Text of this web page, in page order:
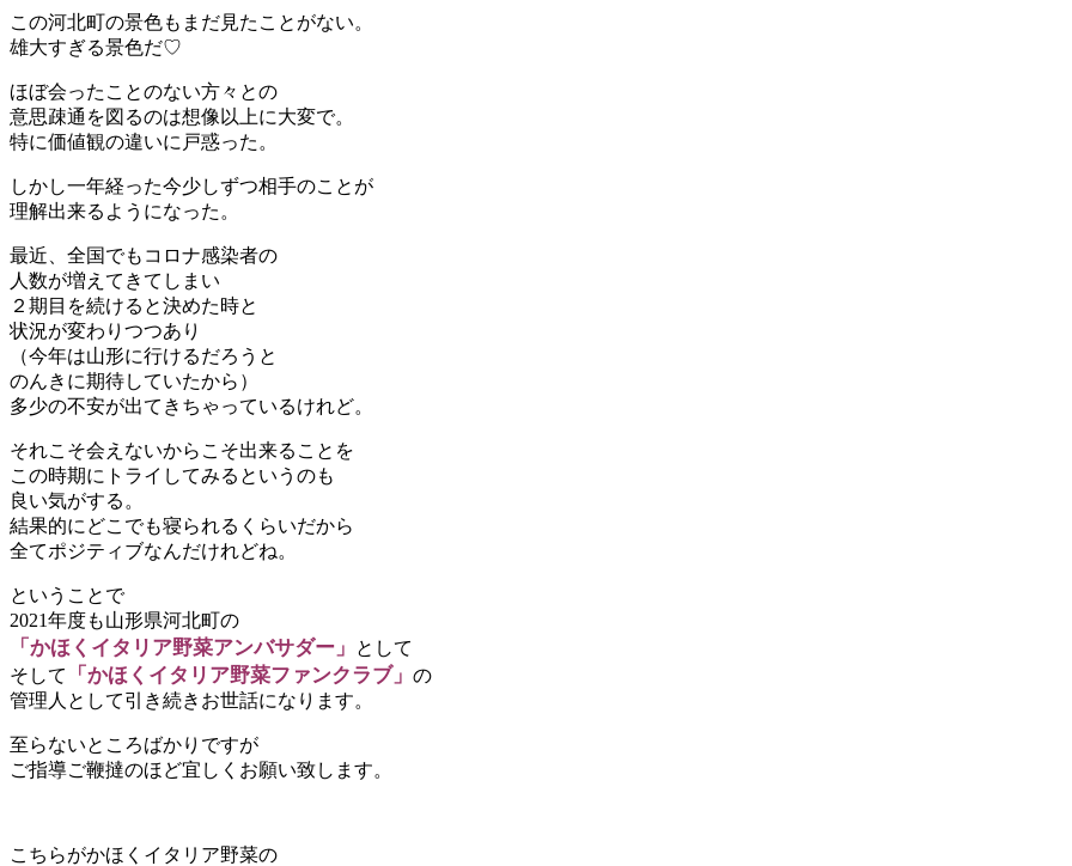
この河北町の景色もまだ見たことがない。
雄大すぎる景色だ♡
ほぼ会ったことのない方々との
意思疎通を図るのは想像以上に大変で。
特に価値観の違いに戸惑った。
しかし一年経った今少しずつ相手のことが
理解出来るようになった。
最近、全国でもコロナ感染者の
人数が増えてきてしまい
２期目を続けると決めた時と
状況が変わりつつあり
（今年は山形に行けるだろうと
のんきに期待していたから）
多少の不安が出てきちゃっているけれど。
それこそ会えないからこそ出来ることを
この時期にトライしてみるというのも
良い気がする。
結果的にどこでも寝られるくらいだから
全てポジティブなんだけれどね。
ということで
2021年度も山形県河北町の
「かほくイタリア野菜アンバサダー」
として
そして
「かほくイタリア野菜ファンクラブ」 の
管理人として引き続きお世話になります。
至らないところばかりですが
ご指導ご鞭撻のほど宜しくお願い致します。
こちらがかほくイタリア野菜の